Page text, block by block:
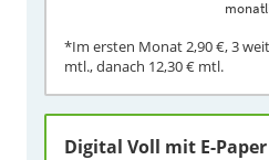
*Im ersten Monat2,90 €, 3
mtl., danach 12,30 € mtl.
Digital Voll mit E-Paper